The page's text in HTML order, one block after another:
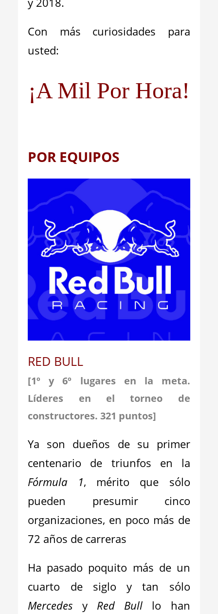
Con más curiosidades para
usted:
¡A Mil Por Hora!
POR EQUIPOS
RED BULL
[1º y 6º lugares en la meta.
Líderes en el torneo de
constructores. 321 puntos]
Ya son dueños de su primer
centenario de triunfos en la
Fórmula 1, mérito que sólo
pueden presumir cinco
organizaciones, en poco más de
72 años de carreras
Ha pasado poquito más de un
cuarto de siglo y tan sólo
Mercedes y Red Bull lo han